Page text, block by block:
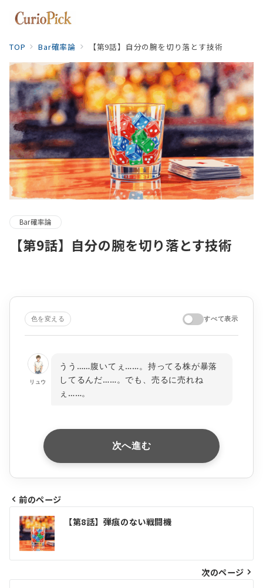
TOP Bar確率論 【第9話】自分の腕を切り落とす技術
Bar確率論
【第9話】自分の腕を切り落とす技術
色を変える すべて表示
リュウ
うう……腹いてぇ……。持ってる株が暴落
してるんだ……。でも、売るに売れね
ぇ……。
次へ進む
投
稿
ナ
ビ
前のページ
【第8話】弾痕のない戦闘機
次のページ